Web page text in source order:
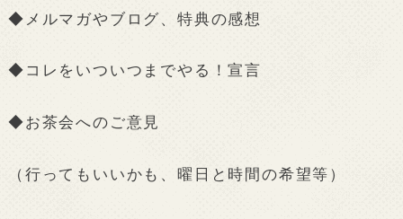
◆メルマガやブログ、特典の感想
◆コレをいついつまでやる！宣言
◆お茶会へのご意見
（行ってもいいかも、曜日と時間の希望等）